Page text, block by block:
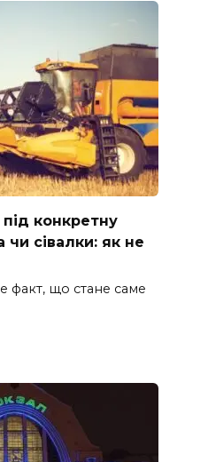
під конкретну
сівалки: як не
факт, що стане саме